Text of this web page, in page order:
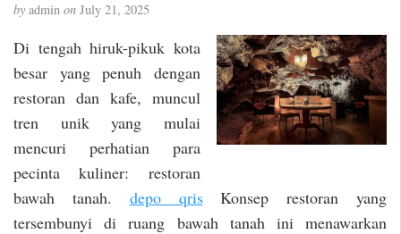
by admin on July 21, 2025
Di tengah hiruk-pikuk kota
besar yang penuh dengan
restoran dan kafe, muncul
tren unik yang mulai
mencuri perhatian para
pecinta kuliner: restoran
bawah tanah. depo qrisKonsep restoran yang
tersembunyi di ruang bawah tanah ini menawarkan